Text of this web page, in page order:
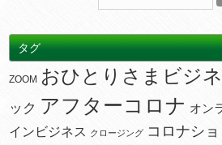
タグ
ZOOM おひとりさまビジ
ック アフターコロナ オン
インビジネス
クロージング コロナショ